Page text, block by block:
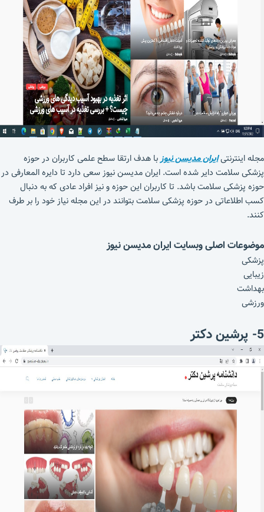
مجله اینترنتیایران مدیسن نیوزبا هدف ارتقا سطح علمی کاربران در حوزه
پزشکی سلامت دایر شده است. ایران مدیسن نیوز سعی دارد تا دایره المعارفی در
حوزه پزشکی سلامت باشد. تا کاربران این حوزه و نیز افراد عادی که به دنبال
کسب اطلاعاتی در حوزه پزشکی سلامت بتوانند در این مجله نیاز خود را بر طرف
کنند.
موضوعات اصلی وبسایت ایران مدیسن نیوز
پزشکی
زیبایی
بهداشت
ورزشی
5- پرشین دکتر